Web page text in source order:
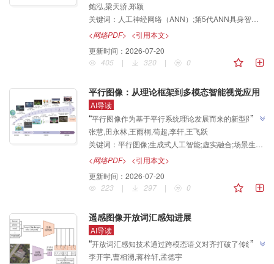
型和架构，按5个维度特征将ANN划分成5个时代，提
出具身认知物理神经网络轻量化架构，为填补离身智能
与具身智能鸿沟、实现具身认知机器人广泛应用奠定基
础。”
鲍泓,梁天骄,郑颖
关键词： 人工神经网络（ANN）;第5代ANN具身智能;离身智能;具身认知;认知物理学;具身认知物理神经网络（E-CoPNN）;统一场论;智能场;人类注意力机制;选择性机制;驾驶脑认知;综述
<网络PDF> <引用本文>
更新时间： 2026-07-20
405
| 320 | 0
平行图像：从理论框架到多模态智能视觉应用
AI导读
“平行图像作为基于平行系统理论发展而来的新型图像
生成与建模方法体系，介绍了其在智能视觉领域的研究
进展，相关专家建立了"建模—训练—反馈—优化"的闭
环机制，探索了虚拟场景生成、多模态特征融合等关键
技术路径，为解决数据不均衡与标注成本高昂问题提供
解决方案。
”
张慧,田永林,王雨桐,苟超,李轩,王飞跃
关键词： 平行图像;生成式人工智能;虚实融合;场景生成;数字孪生
<网络PDF> <引用本文>
更新时间： 2026-07-20
223
| 297 | 0
遥感图像开放词汇感知进展
AI导读
“开放词汇感知技术通过跨模态语义对齐打破了传统离
散标签的束缚，在零样本与少样本场景下展现出强大的
”
李开宇,曹相湧,蒋梓轩,孟德宇